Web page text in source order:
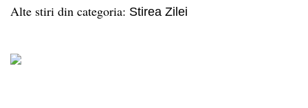
Alte stiri din categoria: Stirea Zilei